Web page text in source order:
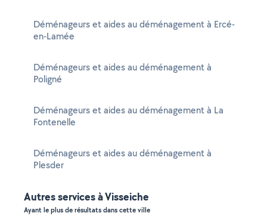
Déménageurs et aides au déménagement à Ercé-
en-Lamée
Déménageurs et aides au déménagement à
Poligné
Déménageurs et aides au déménagement à La
Fontenelle
Déménageurs et aides au déménagement à
Plesder
Autres services à Visseiche
Ayant le plus de résultats dans cette ville